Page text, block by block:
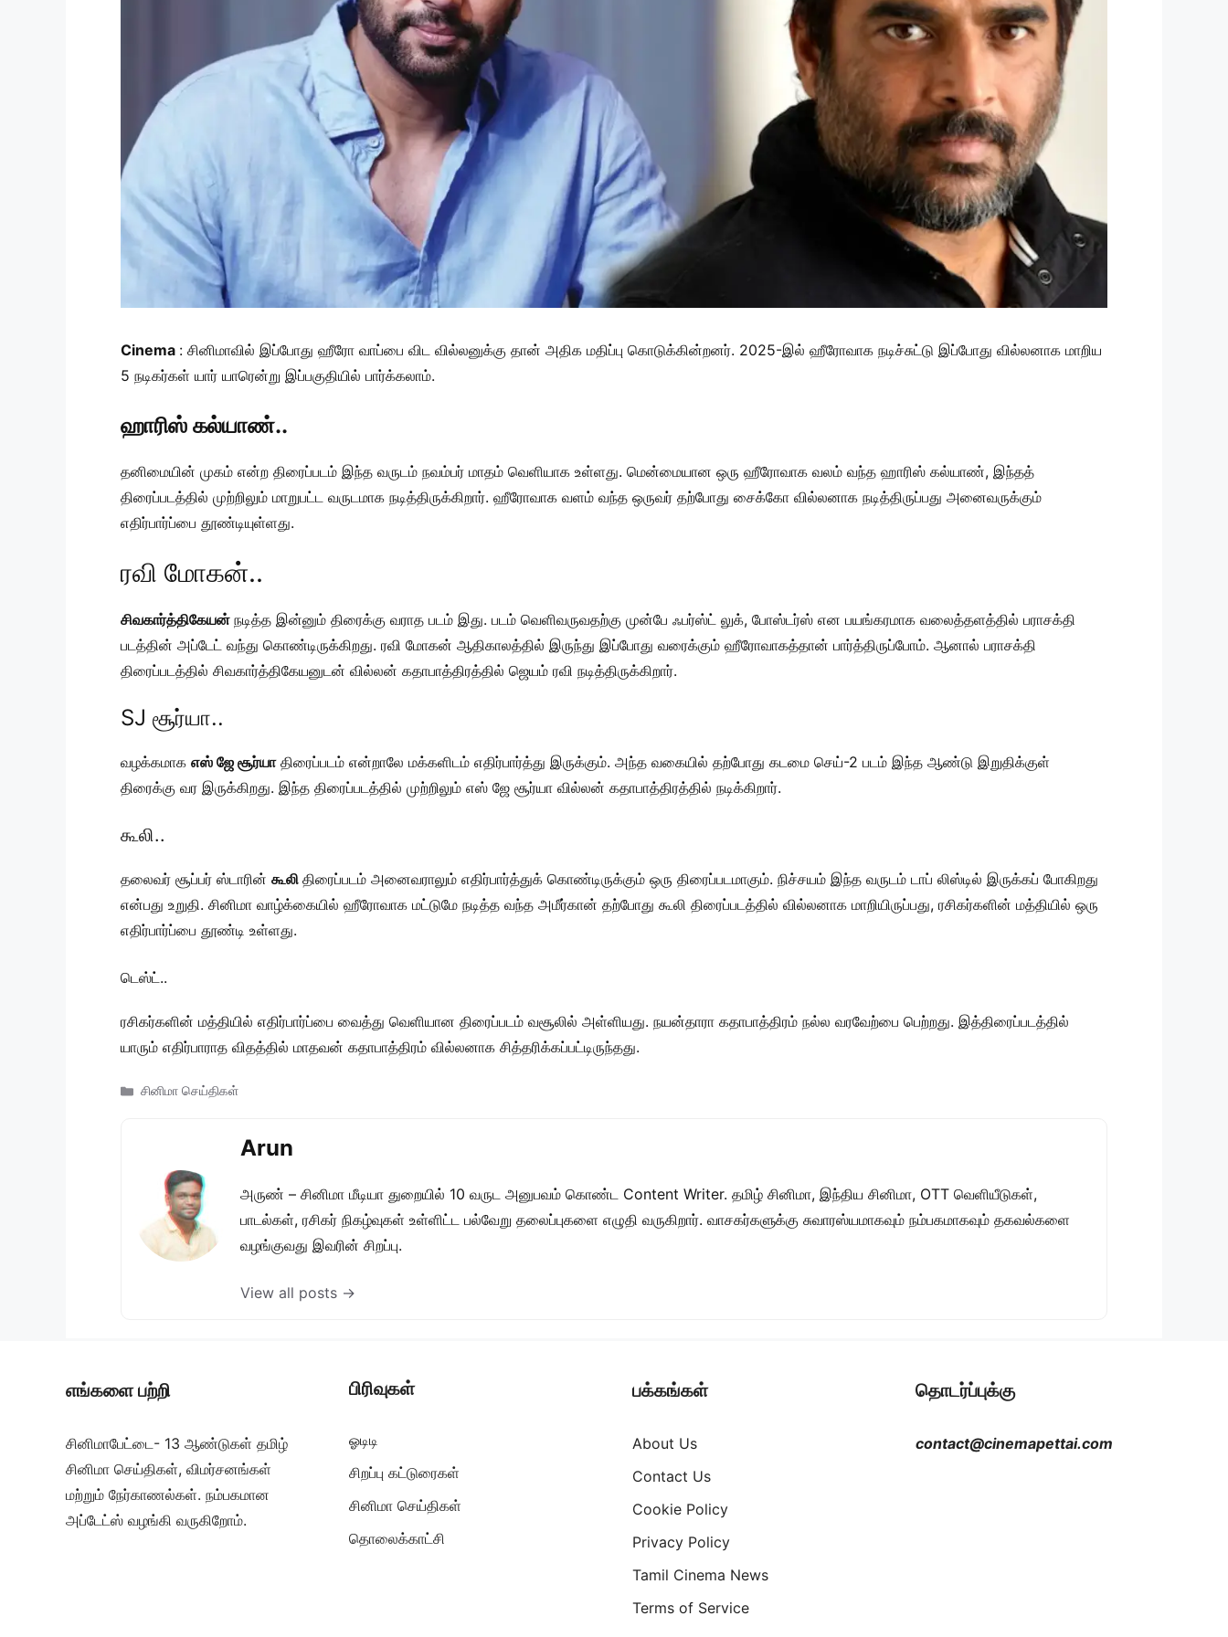
Cinema : சினிமாவில் இப்போது ஹீரோ வாப்பை விட வில்லனுக்கு தான் அதிக மதிப்பு கொடுக்கின்றனர். 2025-இல் ஹீரோவாக நடிச்சுட்டு இப்போது வில்லனாக மாறிய
5 நடிகர்கள் யார் யாரென்று இப்பகுதியில் பார்க்கலாம்.
ஹாரிஸ் கல்யாண்..
தனிமையின் முகம் என்ற திரைப்படம் இந்த வருடம் நவம்பர் மாதம் வெளியாக உள்ளது. மென்மையான ஒரு ஹீரோவாக வலம் வந்த ஹாரிஸ் கல்யாண், இந்தத்
திரைப்படத்தில் முற்றிலும் மாறுபட்ட வருடமாக நடித்திருக்கிறார். ஹீரோவாக வளம் வந்த ஒருவர் தற்போது சைக்கோ வில்லனாக நடித்திருப்பது அனைவருக்கும்
எதிர்பார்ப்பை தூண்டியுள்ளது.
ரவி மோகன்..
சிவகார்த்திகேயன் நடித்த இன்னும் திரைக்கு வராத படம் இது. படம் வெளிவருவதற்கு முன்பே ஃபர்ஸ்ட் லுக், போஸ்டர்ஸ் என பயங்கரமாக வலைத்தளத்தில் பராசக்தி
படத்தின் அப்டேட் வந்து கொண்டிருக்கிறது. ரவி மோகன் ஆதிகாலத்தில் இருந்து இப்போது வரைக்கும் ஹீரோவாகத்தான் பார்த்திருப்போம். ஆனால் பராசக்தி
திரைப்படத்தில் சிவகார்த்திகேயனுடன் வில்லன் கதாபாத்திரத்தில் ஜெயம் ரவி நடித்திருக்கிறார்.
SJ சூர்யா..
வழக்கமாக எஸ் ஜே சூர்யாதிரைப்படம் என்றாலே மக்களிடம் எதிர்பார்த்து இருக்கும். அந்த வகையில் தற்போது கடமை செய்-2 படம் இந்த ஆண்டு இறுதிக்குள்
திரைக்கு வர இருக்கிறது. இந்த திரைப்படத்தில் முற்றிலும் எஸ் ஜே சூர்யா வில்லன் கதாபாத்திரத்தில் நடிக்கிறார்.
கூலி..
தலைவர் சூப்பர் ஸ்டாரின் கூலி திரைப்படம் அனைவராலும் எதிர்பார்த்துக் கொண்டிருக்கும் ஒரு திரைப்படமாகும். நிச்சயம் இந்த வருடம் டாப் லிஸ்டில் இருக்கப் போகிறது
என்பது உறுதி. சினிமா வாழ்க்கையில் ஹீரோவாக மட்டுமே நடித்த வந்த அமீர்கான் தற்போது கூலி திரைப்படத்தில் வில்லனாக மாறியிருப்பது, ரசிகர்களின் மத்தியில் ஒரு
எதிர்பார்ப்பை தூண்டி உள்ளது.
டெஸ்ட்..
ரசிகர்களின் மத்தியில் எதிர்பார்ப்பை வைத்து வெளியான திரைப்படம் வசூலில் அள்ளியது. நயன்தாரா கதாபாத்திரம் நல்ல வரவேற்பை பெற்றது. இத்திரைப்படத்தில்
யாரும் எதிர்பாராத விதத்தில் மாதவன் கதாபாத்திரம் வில்லனாக சித்தரிக்கப்பட்டிருந்தது.
Categories
சினிமா செய்திகள்
Arun
அருண் – சினிமா மீடியா துறையில் 10 வருட அனுபவம் கொண்ட Content Writer. தமிழ் சினிமா, இந்திய சினிமா, OTT வெளியீடுகள்,
பாடல்கள், ரசிகர் நிகழ்வுகள் உள்ளிட்ட பல்வேறு தலைப்புகளை எழுதி வருகிறார். வாசகர்களுக்கு சுவாரஸ்யமாகவும் நம்பகமாகவும் தகவல்களை
வழங்குவது இவரின் சிறப்பு.
View all posts →
எங்களை பற்றி
சினிமாபேட்டை- 13 ஆண்டுகள் தமிழ்
சினிமா செய்திகள், விமர்சனங்கள்
மற்றும் நேர்காணல்கள். நம்பகமான
அப்டேட்ஸ் வழங்கி வருகிறோம்.
பிரிவுகள்
ஓடிடி
சிறப்பு கட்டுரைகள்
சினிமா செய்திகள்
தொலைக்காட்சி
பக்கங்கள்
About Us
Contact Us
Cookie Policy
Privacy Policy
Tamil Cinema News
Terms of Service
தொடர்ப்புக்கு
contact@cinemapettai.com